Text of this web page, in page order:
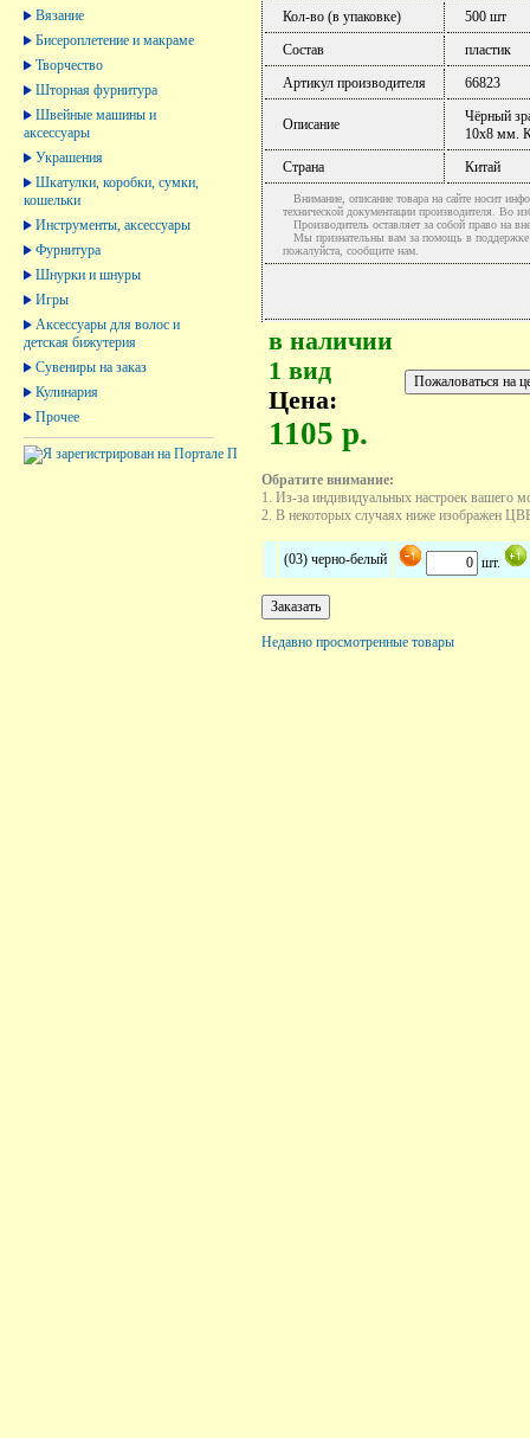
Вязание
Бисероплетение и макраме
Творчество
Шторная фурнитура
Швейные машины и
аксессуары
Украшения
Шкатулки, коробки, сумки,
кошельки
Инструменты, аксессуары
Фурнитура
Шнурки и шнуры
Игры
Аксессуары для волос и
детская бижутерия
Сувениры на заказ
Кулинария
Прочее
Кол-во (в упаковке)
500 шт
Состав
пластик
Артикул производителя
66823
Описание
Чёрный
10х8 мм.
Страна
Китай
Внимание, описание товара на сайте носит
технической документации производителя. Во
Производитель оставляет за собой право на
Мы признательны вам за помощь в поддержке
пожалуйста, сообщите нам.
в наличии
1 вид
Цена:
1105 р.
Обратите внимание:
1. Из-за индивидуальных настроек вашего
2. В некоторых случаях ниже изображен
(03) черно-белый шт.
Недавно просмотренные товары